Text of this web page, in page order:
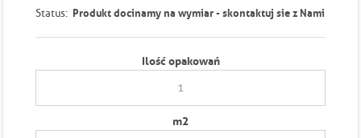
Status: Produkt docinamy na wymiar - skontaktuj sie z Nami
Ilość opakowań
m2